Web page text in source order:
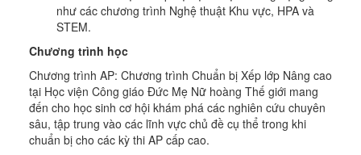
như các chương trình Nghệ thuật Khu vực, HPA và
STEM.
Chương trình học
Chương trình AP: Chương trình Chuẩn bị Xếp lớp Nâng cao
tại Học viện Công giáo Đức Mẹ Nữ hoàng Thế giới mang
đến cho học sinh cơ hội khám phá các nghiên cứu chuyên
sâu, tập trung vào các lĩnh vực chủ đề cụ thể trong khi
chuẩn bị cho các kỳ thi AP cấp cao.